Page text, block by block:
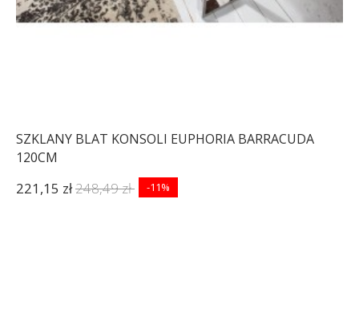
SZKLANY BLAT KONSOLI EUPHORIA BARRACUDA
120CM
221,15 zł248,49 zł -11%